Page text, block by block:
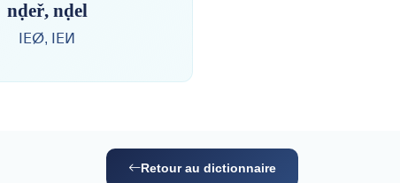
nḍeř, nḍel
ⵏⴹⵁ, ⵏⴹⵍ
Retour au dictionnaire